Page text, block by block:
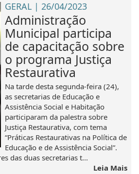
GERAL | 26/04/2023
Administração
Municipal participa
de capacitação sobre
o programa Justiça
Restaurativa
Na tarde desta segunda-feira (24),
as secretarias de Educação e
Assistência Social e Habitação
participaram da palestra sobre
Justiça Restaurativa, com tema
“Práticas Restaurativas na Política de
Educação e de Assistência Social”.
das duas secretarias t...
Leia Mais